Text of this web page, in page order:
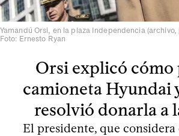
Yamandú Orsi, en la plaza Independencia (archivo,
Foto: Ernesto Ryan
Orsi explicó cómo
camioneta Hyundai
resolvió donarla a
El presidente, que